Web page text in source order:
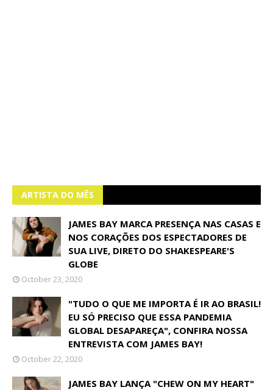
ARTISTA DO MÊS
JAMES BAY MARCA PRESENÇA NAS CASAS E
NOS CORAÇÕES DOS ESPECTADORES DE
SUA LIVE, DIRETO DO SHAKESPEARE'S
GLOBE
October 23, 2020
"TUDO O QUE ME IMPORTA É IR AO BRASIL!
EU SÓ PRECISO QUE ESSA PANDEMIA
GLOBAL DESAPAREÇA", CONFIRA NOSSA
ENTREVISTA COM JAMES BAY!
October 22, 2020
JAMES BAY LANÇA "CHEW ON MY HEART"